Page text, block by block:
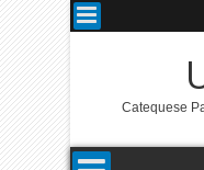
Catequese